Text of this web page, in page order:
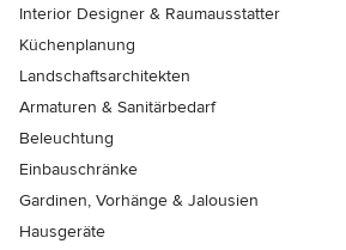
Interior Designer & Raumausstatter
Küchenplanung
Landschaftsarchitekten
Armaturen & Sanitärbedarf
Beleuchtung
Einbauschränke
Gardinen, Vorhänge & Jalousien
Hausgeräte